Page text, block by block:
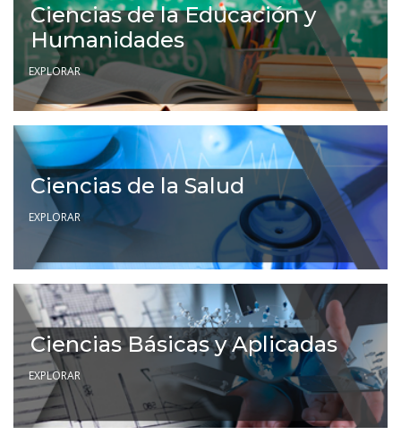
Ciencias de la Educación y
Humanidades
EXPLORAR
Ciencias de la Salud
EXPLORAR
Ciencias Básicas y Aplicadas
EXPLORAR